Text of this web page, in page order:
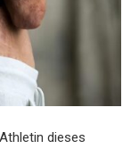
dieses